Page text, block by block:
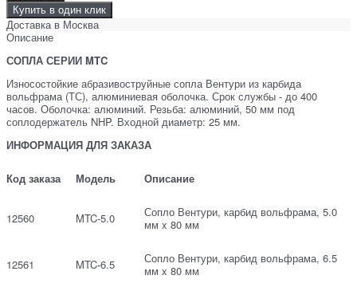
Купить в один клик
Доставка в Москва
Описание
СОПЛА СЕРИИ MTC
Износостойкие абразивоструйные сопла Вентури из карбида
вольфрама (ТС), алюминиевая оболочка. Срок службы - до 400
часов. Оболочка: алюминий. Резьба: алюминий, 50 мм под
соплодержатель NHP. Входной диаметр: 25 мм.
ИНФОРМАЦИЯ ДЛЯ ЗАКАЗА
Код заказа Модель Описание
12560 MTC-5.0
Сопло Вентури, карбид вольфрама, 5.0
мм x 80 мм
12561 MTC-6.5
Сопло Вентури, карбид вольфрама, 6.5
мм x 80 мм